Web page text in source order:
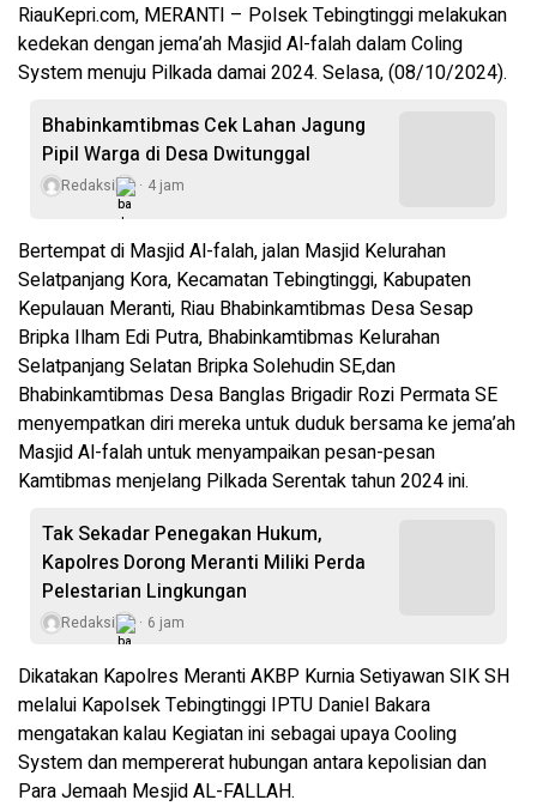
RiauKepri.com, MERANTI – Polsek Tebingtinggi melakukan
kedekan dengan jema’ah Masjid Al-falah dalam Coling
System menuju Pilkada damai 2024. Selasa, (08/10/2024).
Bhabinkamtibmas Cek Lahan Jagung
Pipil Warga di Desa Dwitunggal
Redaksi 4 jam
Bertempat di Masjid Al-falah, jalan Masjid Kelurahan
Selatpanjang Kora, Kecamatan Tebingtinggi, Kabupaten
Kepulauan Meranti, Riau Bhabinkamtibmas Desa Sesap
Bripka Ilham Edi Putra, Bhabinkamtibmas Kelurahan
Selatpanjang Selatan Bripka Solehudin SE,dan
Bhabinkamtibmas Desa Banglas Brigadir Rozi Permata SE
menyempatkan diri mereka untuk duduk bersama ke jema’ah
Masjid Al-falah untuk menyampaikan pesan-pesan
Kamtibmas menjelang Pilkada Serentak tahun 2024 ini.
Tak Sekadar Penegakan Hukum,
Kapolres Dorong Meranti Miliki Perda
Pelestarian Lingkungan
Redaksi 6 jam
Dikatakan Kapolres Meranti AKBP Kurnia Setiyawan SIK SH
melalui Kapolsek Tebingtinggi IPTU Daniel Bakara
mengatakan kalau Kegiatan ini sebagai upaya Cooling
System dan mempererat hubungan antara kepolisian dan
Para Jemaah Mesjid AL-FALLAH.